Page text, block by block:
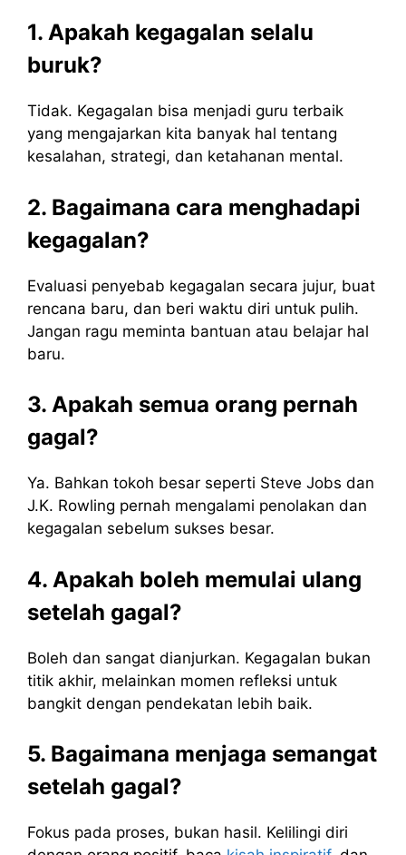
1. Apakah kegagalan selalu
buruk?
Tidak. Kegagalan bisa menjadi guru terbaik
yang mengajarkan kita banyak hal tentang
kesalahan, strategi, dan ketahanan mental.
2. Bagaimana cara menghadapi
kegagalan?
Evaluasi penyebab kegagalan secara jujur, buat
rencana baru, dan beri waktu diri untuk pulih.
Jangan ragu meminta bantuan atau belajar hal
baru.
3. Apakah semua orang pernah
gagal?
Ya. Bahkan tokoh besar seperti Steve Jobs dan
J.K. Rowling pernah mengalami penolakan dan
kegagalan sebelum sukses besar.
4. Apakah boleh memulai ulang
setelah gagal?
Boleh dan sangat dianjurkan. Kegagalan bukan
titik akhir, melainkan momen refleksi untuk
bangkit dengan pendekatan lebih baik.
5. Bagaimana menjaga semangat
setelah gagal?
Fokus pada proses, bukan hasil. Kelilingi diri